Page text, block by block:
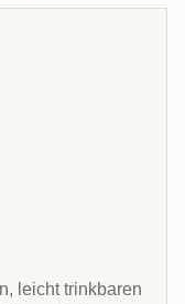
leicht trinkbaren